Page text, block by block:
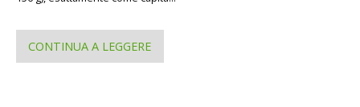
CONTINUA A LEGGERE